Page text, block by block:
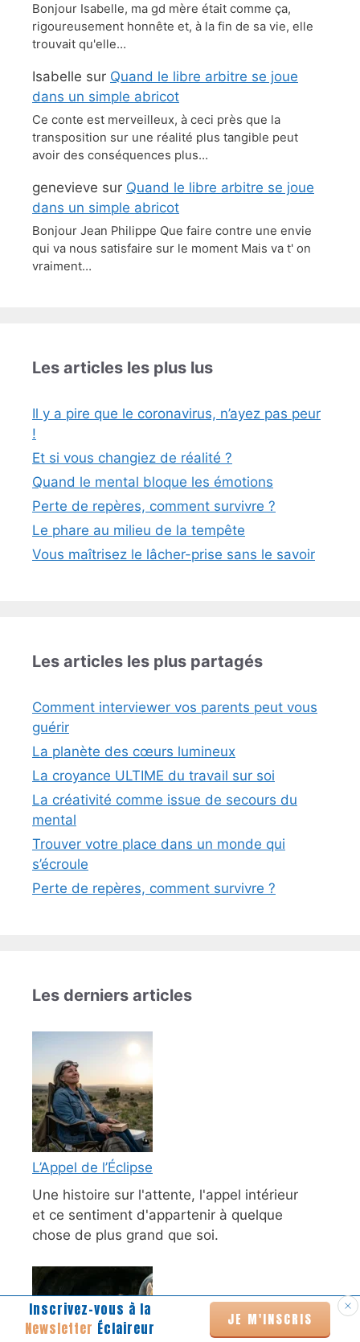
Bonjour Isabelle, ma gd mère était comme ça,
rigoureusement honnête et, à la fin de sa vie, elle
trouvait qu'elle…
Isabelle sur Quand le libre arbitre se joue
dans un simple abricot
Ce conte est merveilleux, à ceci près que la
transposition sur une réalité plus tangible peut
avoir des conséquences plus…
genevieve sur Quand le libre arbitre se joue
dans un simple abricot
Bonjour Jean Philippe Que faire contre une envie
qui va nous satisfaire sur le moment Mais va t' on
vraiment…
Les articles les plus lus
Il y a pire que le coronavirus, n’ayez pas peur
!
Et si vous changiez de réalité ?
Quand le mental bloque les émotions
Perte de repères, comment survivre ?
Le phare au milieu de la tempête
Vous maîtrisez le lâcher-prise sans le savoir
Les articles les plus partagés
Comment interviewer vos parents peut vous
guérir
La planète des cœurs lumineux
La croyance ULTIME du travail sur soi
La créativité comme issue de secours du
mental
Trouver votre place dans un monde qui
s’écroule
Perte de repères, comment survivre ?
Les derniers articles
L’Appel de l’Éclipse
Une histoire sur l'attente, l'appel intérieur
et ce sentiment d'appartenir à quelque
chose de plus grand que soi.
Inscrivez-vous à la
Newsletter Éclaireur JE M'INSCRIS